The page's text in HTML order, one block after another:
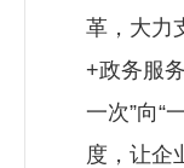
革，大力
+政务服
一次”向“
度，让企